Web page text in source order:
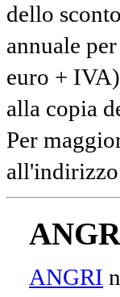
dello
annuale
euro +
alla copia
Per
all'indirizzo
ANGRI